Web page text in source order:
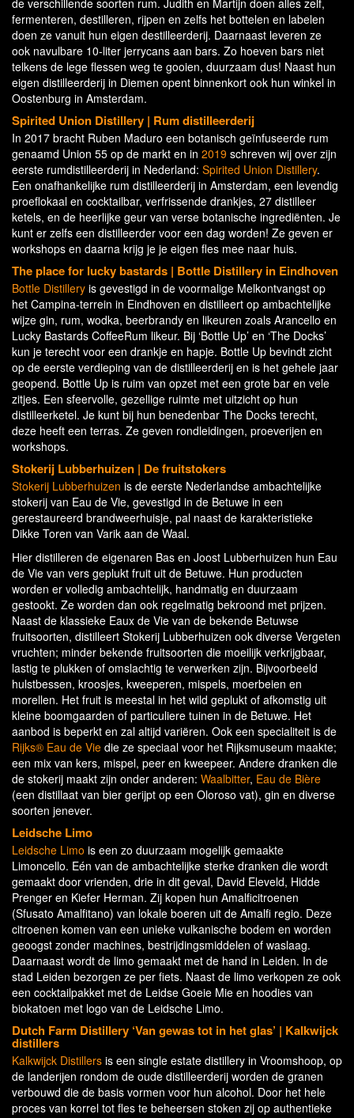
de verschillende soorten rum. Judith en Martijn doen alles zelf,
fermenteren, destilleren, rijpen en zelfs het bottelen en labelen
doen ze vanuit hun eigen destilleerderij. Daarnaast leveren ze
ook navulbare 10-liter jerrycans aan bars. Zo hoeven bars niet
telkens de lege flessen weg te gooien, duurzaam dus! Naast hun
eigen distilleerderij in Diemen opent binnenkort ook hun winkel in
Oostenburg in Amsterdam.
Spirited Union Distillery | Rum distilleerderij
In 2017 bracht Ruben Maduro een botanisch geïnfuseerde rum
genaamd Union 55 op de markt en in 2019 schreven wij over zijn
eerste rumdistilleerderij in Nederland: Spirited Union Distillery.
Een onafhankelijke rum distilleerderij in Amsterdam, een levendig
proeflokaal en cocktailbar, verfrissende drankjes, 27 distilleer
ketels, en de heerlijke geur van verse botanische ingrediënten. Je
kunt er zelfs een distilleerder voor een dag worden! Ze geven er
workshops en daarna krijg je je eigen fles mee naar huis.
The place for lucky bastards | Bottle Distillery in Eindhoven
Bottle Distillery is gevestigd in de voormalige Melkontvangst op
het Campina-terrein in Eindhoven en distilleert op ambachtelijke
wijze gin, rum, wodka, beerbrandy en likeuren zoals Arancello en
Lucky Bastards CoffeeRum likeur. Bij ‘Bottle Up’ en ‘The Docks’
kun je terecht voor een drankje en hapje. Bottle Up bevindt zicht
op de eerste verdieping van de distilleerderij en is het gehele jaar
geopend. Bottle Up is ruim van opzet met een grote bar en vele
zitjes. Een sfeervolle, gezellige ruimte met uitzicht op hun
distilleerketel. Je kunt bij hun benedenbar The Docks terecht,
deze heeft een terras. Ze geven rondleidingen, proeverijen en
workshops.
Stokerij Lubberhuizen | De fruitstokers
Stokerij Lubberhuizen is de eerste Nederlandse ambachtelijke
stokerij van Eau de Vie, gevestigd in de Betuwe in een
gerestaureerd brandweerhuisje, pal naast de karakteristieke
Dikke Toren van Varik aan de Waal.
Hier distilleren de eigenaren Bas en Joost Lubberhuizen hun Eau
de Vie van vers geplukt fruit uit de Betuwe. Hun producten
worden er volledig ambachtelijk, handmatig en duurzaam
gestookt. Ze worden dan ook regelmatig bekroond met prijzen.
Naast de klassieke Eaux de Vie van de bekende Betuwse
fruitsoorten, distilleert Stokerij Lubberhuizen ook diverse Vergeten
vruchten; minder bekende fruitsoorten die moeilijk verkrijgbaar,
lastig te plukken of omslachtig te verwerken zijn. Bijvoorbeeld
hulstbessen, kroosjes, kweeperen, mispels, moerbeien en
morellen. Het fruit is meestal in het wild geplukt of afkomstig uit
kleine boomgaarden of particuliere tuinen in de Betuwe. Het
aanbod is beperkt en zal altijd variëren. Ook een specialiteit is de
Rijks® Eau de Vie die ze speciaal voor het Rijksmuseum maakte;
een mix van kers, mispel, peer en kweepeer. Andere dranken die
de stokerij maakt zijn onder anderen: Waalbitter, Eau de Bière
(een distillaat van bier gerijpt op een Oloroso vat), gin en diverse
soorten jenever.
Leidsche Limo
Leidsche Limo is een zo duurzaam mogelijk gemaakte
Limoncello. Eén van de ambachtelijke sterke dranken die wordt
gemaakt door vrienden, drie in dit geval, David Eleveld, Hidde
Prenger en Kiefer Herman. Zij kopen hun Amalficitroenen
(Sfusato Amalfitano) van lokale boeren uit de Amalfi regio. Deze
citroenen komen van een unieke vulkanische bodem en worden
geoogst zonder machines, bestrijdingsmiddelen of waslaag.
Daarnaast wordt de limo gemaakt met de hand in Leiden. In de
stad Leiden bezorgen ze per fiets. Naast de limo verkopen ze ook
een cocktailpakket met de Leidse Goeie Mie en hoodies van
biokatoen met logo van de Leidsche Limo.
Dutch Farm Distillery ‘Van gewas tot in het glas’ | Kalkwijck
distillers
Kalkwijck Distillers is een single estate distillery in Vroomshoop, op
de landerijen rondom de oude distilleerderij worden de granen
verbouwd die de basis vormen voor hun alcohol. Door het hele
proces van korrel tot fles te beheersen stoken zij op authentieke